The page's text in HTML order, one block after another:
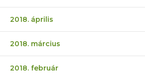
2018. április
2018. március
2018. február